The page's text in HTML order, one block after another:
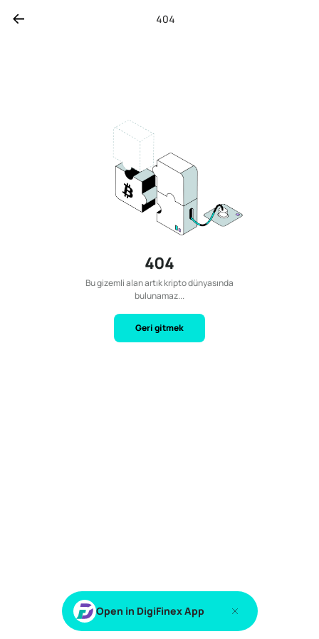
404
404
Bu gizemli alan artık kripto dünyasında
bulunamaz...
Geri gitmek
Open in DigiFinex App